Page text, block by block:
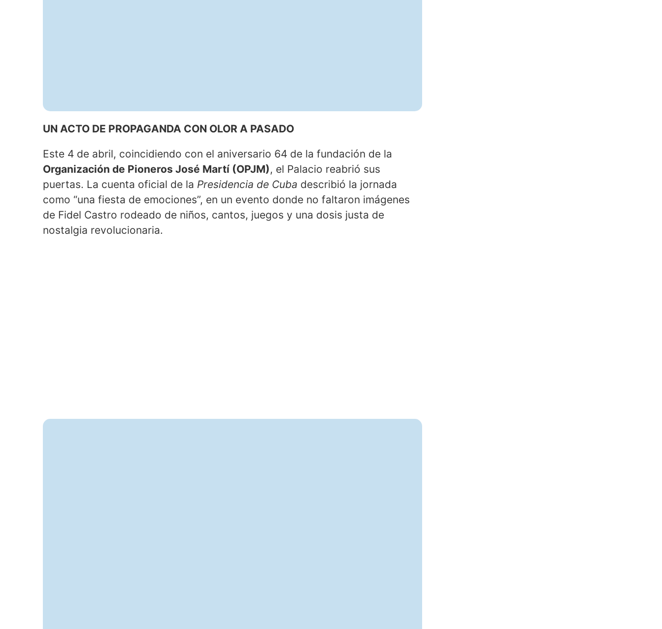
UN ACTO DE PROPAGANDA CON OLOR A PASADO
Este 4 de abril, coincidiendo con el aniversario 64 de la fundación de la
Organización de Pioneros José Martí (OPJM), el Palacio reabrió sus
puertas. La cuenta oficial de la Presidencia de Cuba describió la jornada
como “una fiesta de emociones”, en un evento donde no faltaron imágenes
de Fidel Castro rodeado de niños, cantos, juegos y una dosis justa de
nostalgia revolucionaria.